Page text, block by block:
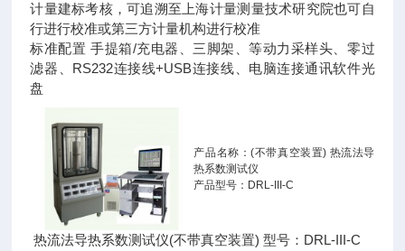
计量建标考核，可追溯至上海计量测量技术研究院也可自
行进行校准或第三方计量机构进行校准
标准配置 手提箱/充电器、三脚架、等动力采样头、零过
滤器、RS232连接线+USB连接线、电脑连接通讯软件光
盘
产品名称：(不带真空装置) 热流法导
热系数测试仪
产品型号：DRL-III-C
热流法导热系数测试仪(不带真空装置) 型号：DRL-III-C